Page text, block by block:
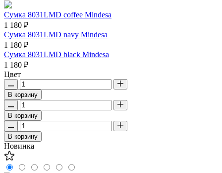
Сумка 8031LMD coffee Mindesa
1 180 ₽
Сумка 8031LMD navy Mindesa
1 180 ₽
Сумка 8031LMD black Mindesa
1 180 ₽
Цвет
В корзину
В корзину
В корзину
Новинка